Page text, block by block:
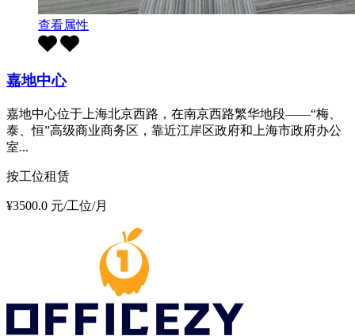
查看属性
嘉地中心
嘉地中心位于上海北京西路，在南京西路繁华地段——“梅、
泰、恒”高级商业商务区，靠近江岸区政府和上海市政府办公
室...
按工位租赁
¥3500.0 元/工位/月